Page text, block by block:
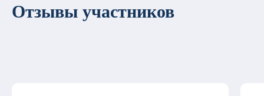
Отзывы участников